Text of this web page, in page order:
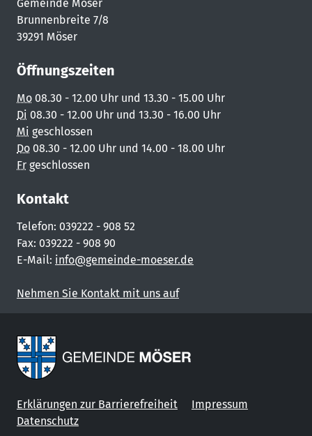
Gemeinde Möser
Brunnenbreite 7/8
39291 Möser
Öffnungszeiten
Mo 08.30 - 12.00 Uhr und 13.30 - 15.00 Uhr
Di 08.30 - 12.00 Uhr und 13.30 - 16.00 Uhr
Mi geschlossen
Do 08.30 - 12.00 Uhr und 14.00 - 18.00 Uhr
Fr geschlossen
Kontakt
Telefon: 039222 - 908 52
Fax: 039222 - 908 90
E-Mail: info@gemeinde-moeser.de
Nehmen Sie Kontakt mit uns auf
Erklärungen zur Barrierefreiheit
Impressum
Datenschutz